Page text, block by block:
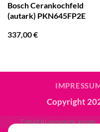
Bosch Cerankochfeld
(autark) PKN645FP2E
337,00€
Copyright